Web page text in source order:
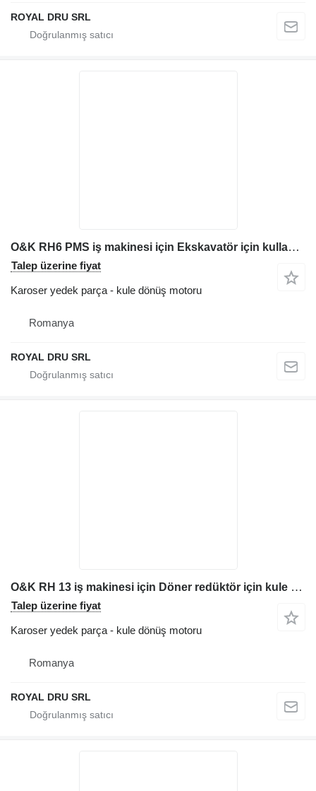
ROYAL DRU SRL
O&K RH6 PMS iş makinesi için Ekskavatör için kullanılmış kabin dönüş redüktörü kule dönüş motoru
Talep üzerine fiyat
Karoser yedek parça - kule dönüş motoru
Romanya
ROYAL DRU SRL
O&K RH 13 iş makinesi için Döner redüktör için kule dönüş motoru
Talep üzerine fiyat
Karoser yedek parça - kule dönüş motoru
Romanya
ROYAL DRU SRL